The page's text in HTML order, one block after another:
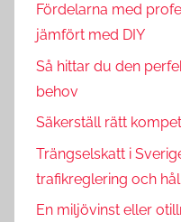
Fördelarna med
jämfört med DIY
Så hittar du den
behov
Säkerställ rätt
Trängselskatt i
trafikreglering och
En miljövinst eller